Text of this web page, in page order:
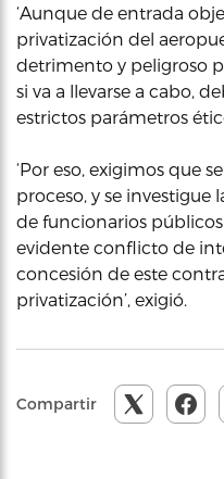
‘Aunque de entrada
privatización del
detrimento y peligroso
si va a llevarse a cabo,
estrictos parámetros
‘Por eso, exigimos que
proceso, y se
de funcionarios
evidente conflicto de
concesión de este
privatización’, exigió.
Compartir